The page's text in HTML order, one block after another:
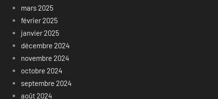
mars 2025
février 2025
janvier 2025
décembre 2024
novembre 2024
octobre 2024
septembre 2024
août 2024